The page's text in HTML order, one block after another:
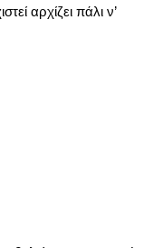
αρχίζει πάλι ν’